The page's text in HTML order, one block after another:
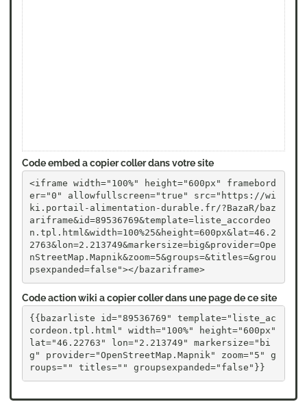
Code embed a copier coller dans votre site
<iframe width="100%" height="600px" framebord
er="0" allowfullscreen="true" src="https://wi
ki.portail-alimentation-durable.fr/?BazaR/baz
ariframe&id=89536769&template=liste_accordeo
n.tpl.html&width=100%25&height=600px&lat=46.2
2763&lon=2.213749&markersize=big&provider=Ope
nStreetMap.Mapnik&zoom=5&groups=&titles=&grou
psexpanded=false"></bazariframe>
Code action wiki a copier coller dans une page de ce site
{{bazarliste id="89536769" template="liste_ac
cordeon.tpl.html" width="100%" height="600px"
lat="46.22763" lon="2.213749" markersize="bi
g" provider="OpenStreetMap.Mapnik" zoom="5" g
roups="" titles="" groupsexpanded="false"}}